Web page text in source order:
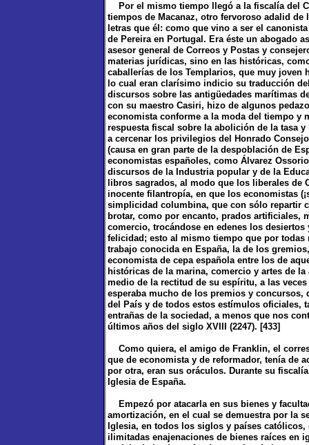
Por el mismo tiempo llegó a la fiscalía del
tiempos de Macanaz, otro fervoroso adalid
letras que él: como que vino a ser el
de Pereira en Portugal. Era éste un abogado
asesor general de Correos y Postas y
materias jurídicas, sino en las históricas,
caballerías de los Templarios, que muy joven
lo cual eran clarísimo indicio su traducción
discursos sobre las antigüedades marítimas
con su maestro Casiri, hizo de algunos
economista conforme a la moda del tiempo
respuesta fiscal sobre la abolición de la tasa
a cercenar los privilegios del Honrado
(causa en gran parte de la despoblación de
economistas españoles, como Álvarez
discursos de la Industria popular y de la
libros sagrados, al modo que los liberales
inocente filantropía, en que los economistas
simplicidad columbina, que con sólo repartir
brotar, como por encanto, prados artificiales,
comercio, trocándose en edenes los
felicidad; esto al mismo tiempo que por
trabajo conocida en España, la de los
economista de cepa española entre los de
históricas de la marina, comercio y artes de
medio de la rectitud de su espíritu, a las
esperaba mucho de los premios y
del País y de todos estos estímulos oficiales,
entrañas de la sociedad, a menos que nos
últimos años del siglo XVIII (2247). [433]
Como quiera, el amigo de Franklin, el
que de economista y de reformador, tenía de
por otra, eran sus oráculos. Durante su
Iglesia de España.
Empezó por atacarla en sus bienes y
amortización, en el cual se demuestra por la
Iglesia, en todos los siglos y países
ilimitadas enajenaciones de bienes raíces en